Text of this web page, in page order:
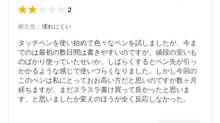
2
耐久性 ： 壊れにくい
タッチペンを使い始めて色々なペンを試しましたが、今ま
でのは最初の数日間は書きやすいのですが、値段の安いも
のばかり使っていたせいか、しばらくするとペン先が引っ
かかるような感じで使いづらくなりました。しかし今回の
このペンは私にとっておお高い方だと思いのですが数ヶ月
経ちますが、まだスラスラ書け買って良かったと思いま
す。と思いましたか変えのほうが全く反応しなかった。